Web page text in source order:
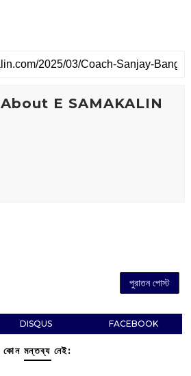
About E SAMAKALIN
পুরাতন পোস্ট
DISQUS FACEBOOK
কোন মন্তব্য নেই: